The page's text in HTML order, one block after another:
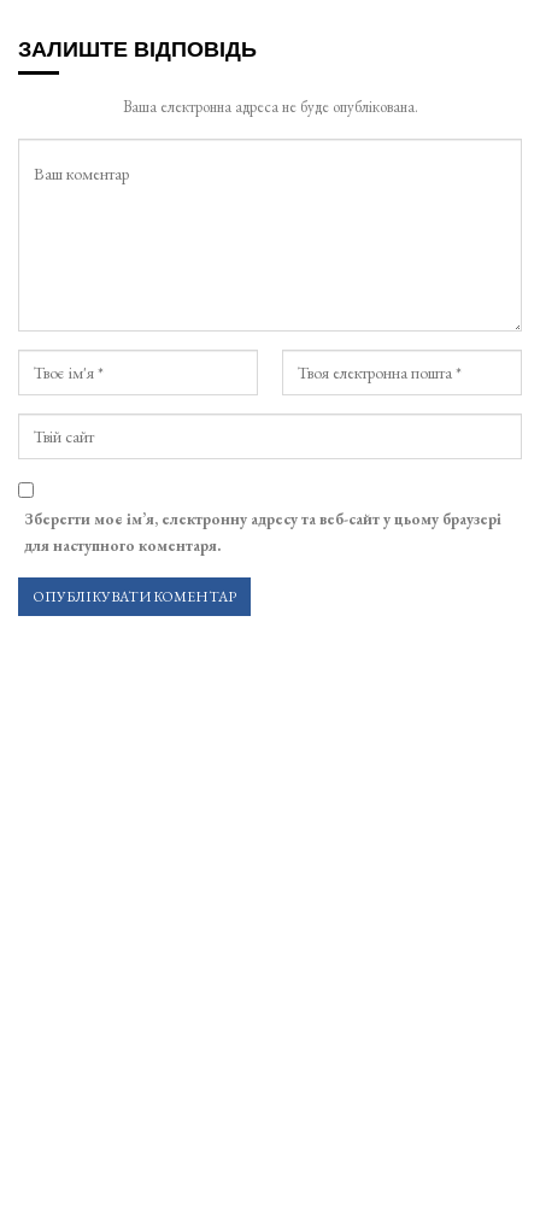
ЗАЛИШТЕ ВІДПОВІДЬ
Ваша електронна адреса не буде опублікована.
Зберегти моє ім’я, електронну адресу та веб-сайт у цьому браузері
для наступного коментаря.